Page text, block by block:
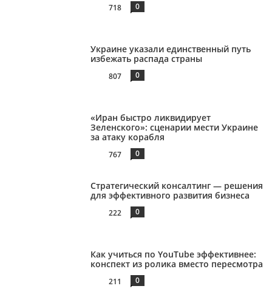
718 0
Украине указали единственный путь
избежать распада страны
807 0
«Иран быстро ликвидирует
Зеленского»: сценарии мести Украине
за атаку корабля
767 0
Стратегический консалтинг — решения
для эффективного развития бизнеса
222 0
Как учиться по YouTube эффективнее:
конспект из ролика вместо пересмотра
211 0